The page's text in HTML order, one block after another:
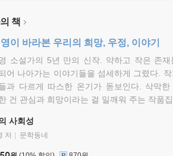
책
이 바라본 우리의 희망, 우정, 이야기
소설가의 5년 만의 신작. 약하고 작은 존재
어 나아가는 이야기들을 섬세하게 그렸다.
과 다르게 따스한 온기가 돋보인다. 삭막한
건 관심과 희망이라는 걸 일깨워 주는 작품집.
사회성
저 문학동네